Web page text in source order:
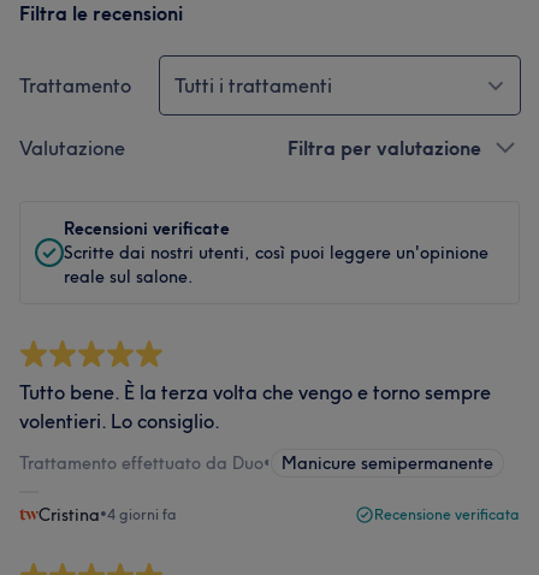
Filtra le recensioni
Trattamento Tutti i trattamenti
Valutazione Filtra per valutazione
Recensioni verificate
Scritte dai nostri utenti, così puoi leggere un'opinione
reale sul salone.
Tutto bene. È la terza volta che vengo e torno sempre
volentieri. Lo consiglio.
Trattamento effettuato da Duo• Manicure semipermanente
Cristina•4 giorni fa Recensione verificata